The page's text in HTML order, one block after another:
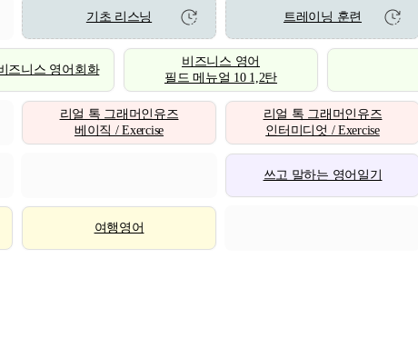
기초 리스닝 트레이닝 훈련
즈니스 영어회화
비즈니스 영어
필드 메뉴얼 10 1,2탄
리얼 톡 그래머인유즈
베이직 / Exercise
리얼 톡 그래머인유즈
인터미디엇 / Exercise
쓰고 말하는 영어일기
여행영어